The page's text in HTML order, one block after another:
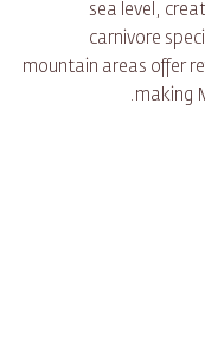
sea level,
carnivore
mountain areas offer
making